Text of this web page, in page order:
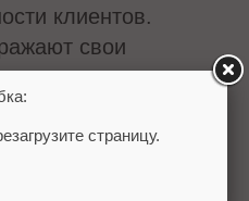
клиентов.
свои
сомнения во время
чтобы лучше
страницу.